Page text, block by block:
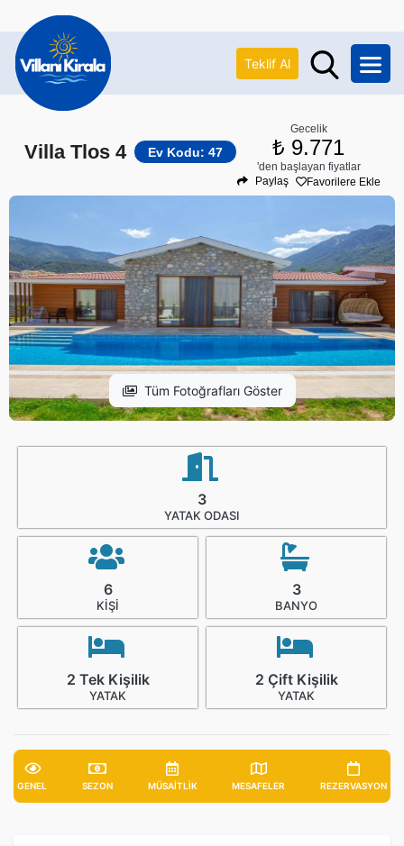
Teklif Al
Villa Tlos 4 Ev Kodu: 47
Gecelik
₺ 9.771
'den başlayan fiyatlar
Paylaş
Favorilere Ekle
Tüm Fotoğrafları Göster
3
YATAK ODASI
6
KIŞI
3
BANYO
2 Tek Kişilik
YATAK
2 Çift Kişilik
YATAK
GENEL SEZON MÜSAITLIK MESAFELER REZERVASYON